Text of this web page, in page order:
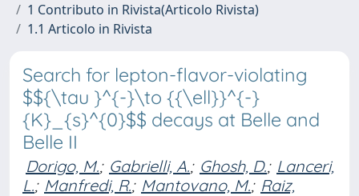
1 Contributo in Rivista(Articolo Rivista)
1.1 Articolo in Rivista
Search for lepton-flavor-violating
$${\tau }^{-}\to {{\ell}}^{-}
{K}_{s}^{0}$$ decays at Belle and
Belle II
Dorigo, M.; Gabrielli, A.; Ghosh, D.; Lanceri,
L.; Manfredi, R.; Mantovano, M.; Raiz,